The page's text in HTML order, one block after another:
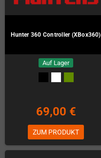
Hunter 360 Controller (XBox360)
Auf Lager
69,00 €
ZUM PRODUKT